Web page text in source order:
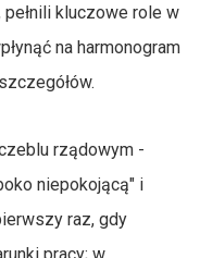
kluczowe role w
na harmonogram
rządowym -
niepokojącą" i
raz, gdy
pracy; w